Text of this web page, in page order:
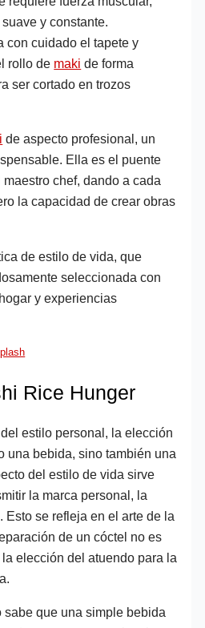
y constante.
con cuidado el tapete y
rollo de maki de forma
ser cortado en trozos
de aspecto profesional, un
Ella es el puente
chef, dando a cada
la capacidad de crear obras
Rice Hunger
estilo personal, la elección
una bebida, sino también una
del estilo de vida sirve
la marca personal, la
Esto se refleja en el arte de la
de un cóctel no es
elección del atuendo para la
sabe que una simple bebida